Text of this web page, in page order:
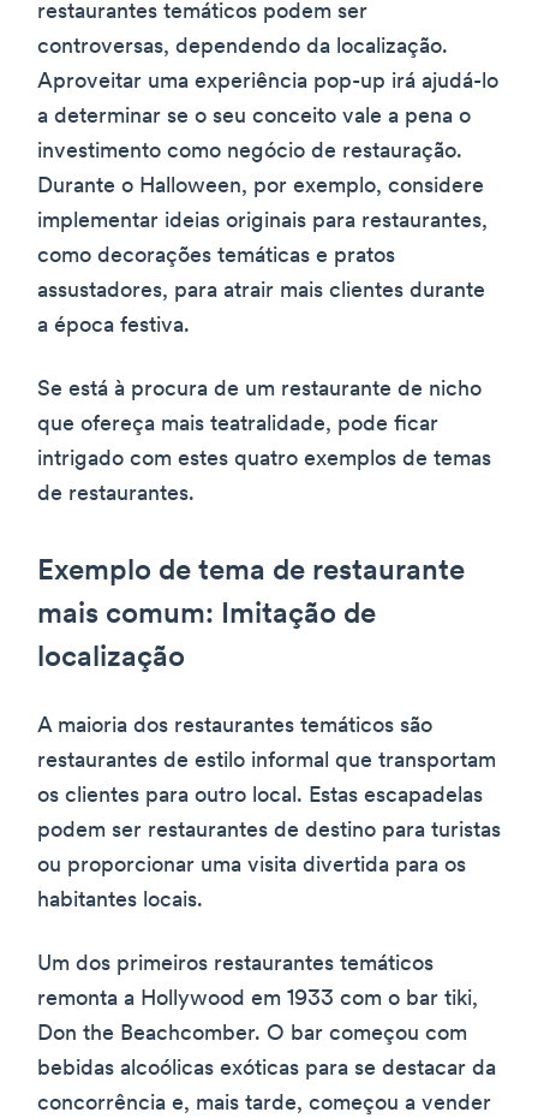
restaurantes temáticos podem ser
controversas, dependendo da localização.
Aproveitar uma experiência pop-up irá ajudá-lo
a determinar se o seu conceito vale a pena o
investimento como negócio de restauração.
Durante o Halloween, por exemplo, considere
implementar ideias originais para restaurantes,
como decorações temáticas e pratos
assustadores, para atrair mais clientes durante
a época festiva.
Se está à procura de um restaurante de nicho
que ofereça mais teatralidade, pode ficar
intrigado com estes quatro exemplos de temas
de restaurantes.
Exemplo de tema de restaurante
mais comum: Imitação de
localização
A maioria dos restaurantes temáticos são
restaurantes de estilo informal que transportam
os clientes para outro local. Estas escapadelas
podem ser restaurantes de destino para turistas
ou proporcionar uma visita divertida para os
habitantes locais.
Um dos primeiros restaurantes temáticos
remonta a Hollywood em 1933 com o bar tiki,
Don the Beachcomber. O bar começou com
bebidas alcoólicas exóticas para se destacar da
concorrência e, mais tarde, começou a vender